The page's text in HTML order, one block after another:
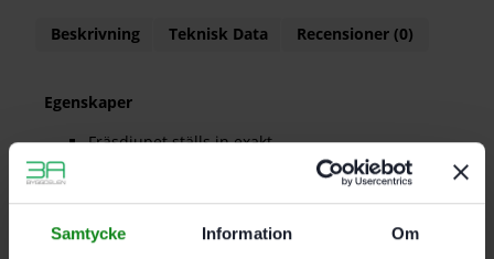
Samtycke Information Om
Beskrivning Teknisk Data Recensioner (0)
Egenskaper
Fräsdjupet ställs in exakt
Avkänningsrullarna kan enkelt bytas
För plattfräs aluminium-kompoundskivor A6